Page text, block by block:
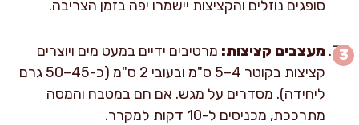
סופגים נוזלים והקציצות יישמרו יפה בזמן הצריבה.
מעצבים קציצות: מרטיבים ידיים במעט מים ויוצרים
קציצות בקוטר 4–5 ס"מ ובעובי 2 ס"מ (כ-45–50 גרם
ליחידה). מסדרים על מגש. אם חם במטבח והמסה
מתרככת, מכניסים ל-10 דקות למקרר.